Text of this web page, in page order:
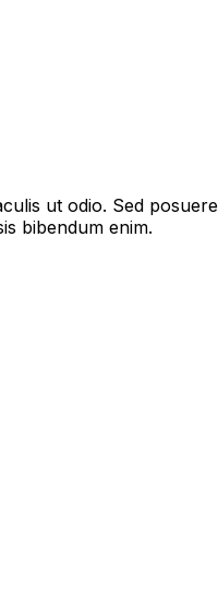
ut odio. Sed
bibendum enim.